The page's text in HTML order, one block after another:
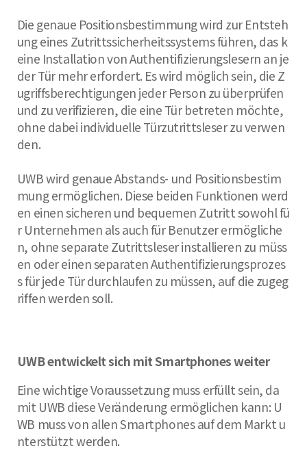
Die genaue Positionsbestimmung wird zur Entsteh
ung eines Zutrittssicherheitssystems führen, das k
eine Installation von Authentifizierungslesern an je
der Tür mehr erfordert. Es wird möglich sein, die Z
ugriffsberechtigungen jeder Person zu überprüfen
und zu verifizieren, die eine Tür betreten möchte,
ohne dabei individuelle Türzutrittsleser zu verwen
den.
UWB wird genaue Abstands- und Positionsbestim
mung ermöglichen. Diese beiden Funktionen werd
en einen sicheren und bequemen Zutritt sowohl fü
r Unternehmen als auch für Benutzer ermögliche
n, ohne separate Zutrittsleser installieren zu müss
en oder einen separaten Authentifizierungsprozes
s für jede Tür durchlaufen zu müssen, auf die zugeg
riffen werden soll.
UWB entwickelt sich mit Smartphones weiter
Eine wichtige Voraussetzung muss erfüllt sein, da
mit UWB diese Veränderung ermöglichen kann: U
WB muss von allen Smartphones auf dem Markt u
nterstützt werden.